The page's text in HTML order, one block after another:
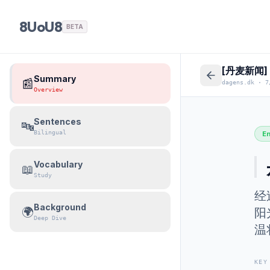
8UoU8 BETA
📰Summary
Overview
🔤Sentences
Bilingual
📖Vocabulary
Study
🌍Background
Deep Dive
[丹麦新闻]
dagens.dk ·
经
阳
温